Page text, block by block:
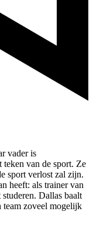
vader is
teken van de sport. Ze
sport verlost zal zijn.
heeft: als trainer van
Dallas baalt
team zoveel mogelijk